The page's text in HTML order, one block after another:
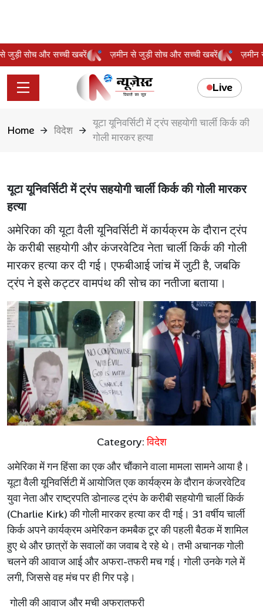
से जुड़ी सोच और सच्ची खबरें ज़मीन से जुड़ी सोच और सच्ची खबरें
Live
Home विदेश
यूटा यूनिवर्सिटी में ट्रंप सहयोगी चार्ली किर्क की
गोली मारकर हत्या
यूटा यूनिवर्सिटी में ट्रंप सहयोगी चार्ली किर्क की गोली मारकर
हत्या
अमेरिका की यूटा वैली यूनिवर्सिटी में कार्यक्रम के दौरान ट्रंप
के करीबी सहयोगी और कंजरवेटिव नेता चार्ली किर्क की गोली
मारकर हत्या कर दी गई। एफबीआई जांच में जुटी है, जबकि
ट्रंप ने इसे कट्टर वामपंथ की सोच का नतीजा बताया।
Category:विदेश
अमेरिकामेंगनहिंसाकाएकऔरचौंकानेवालामामलासामनेआयाहै।
यूटावैलीयूनिवर्सिटीमेंआयोजितएककार्यक्रमकेदौरानकंजरवेटिव
युवानेताऔरराष्ट्रपतिडोनाल्डट्रंपकेकरीबीसहयोगीचार्लीकिर्क
(Charlie Kirk)कीगोलीमारकरहत्याकरदीगई। 31वर्षीयचार्ली
किर्कअपनेकार्यक्रमअमेरिकनकमबैकटूरकीपहलीबैठकमेंशामिल
हुएथेऔरछात्रोंकेसवालोंकाजवाबदेरहेथे। तभीअचानकगोली
चलनेकीआवाजआईऔरअफरा-तफरीमचगई। गोलीउनकेगलेमें
लगी,जिससेवहमंचपरहीगिरपड़े।
गोलीकीआवाजऔरमचीअफरातफरी